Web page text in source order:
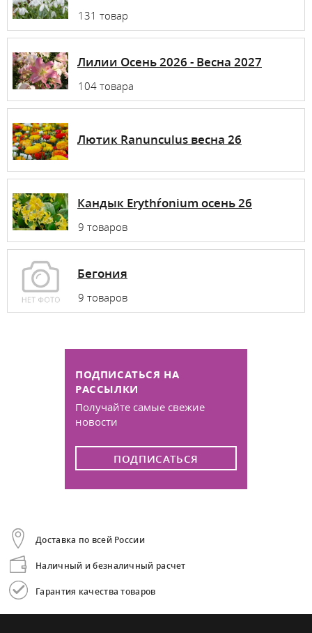
131 товар
Лилии Осень 2026 - Весна 2027
104 товара
Лютик Ranunculus весна 26
Кандык Erythŕonium осень 26
9 товаров
Бегония
9 товаров
ПОДПИСАТЬСЯ НА
РАССЫЛКИ
Получайте самые свежие
новости
ПОДПИСАТЬСЯ
Доставка по всей России
Наличный и безналичный расчет
Гарантия качества товаров